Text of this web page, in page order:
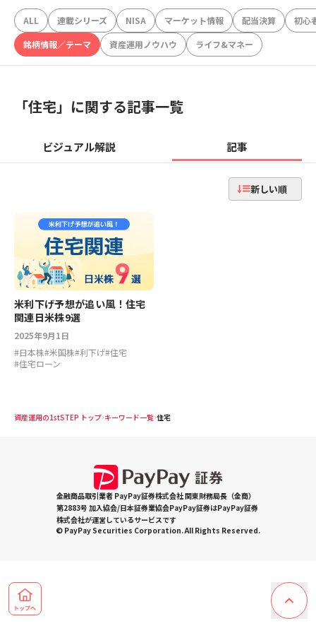
ALL 連載シリーズ NISA マーケット情報 配当決算
初心
銘柄情報／テーマ
資産運用ノウハウ ライフ&マネー
「住宅」に関する記事一覧
ビジュアル解説 記事
新しい順
米利下げ予想が追い風！住宅
関連日米株9選
2025年9月1日
#日本株#米国株#利下げ#住宅
#住宅ローン
資産運用の1stSTEP トップ キーワード一覧 住宅
金融商品取引業者 PayPay証券株式会社 関東財務局長（金商）
第2883号 加入協会/日本証券業協会PayPay証券はPayPay証券
株式会社が運営しているサービスです
© PayPay Securities Corporation. All Rights Reserved.